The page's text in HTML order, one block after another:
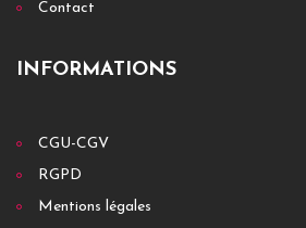
Contact
INFORMATIONS
CGU-CGV
RGPD
Mentions légales